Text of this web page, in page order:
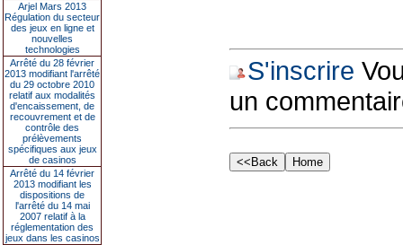
Arjel Mars 2013
Régulation du secteur
des jeux en ligne et
nouvelles
technologies
Arrêté du 28 février
2013 modifiant l'arrêté
du 29 octobre 2010
relatif aux modalités
d'encaissement, de
recouvrement et de
contrôle des
prélèvements
spécifiques aux jeux
de casinos
Arrêté du 14 février
2013 modifiant les
dispositions de
l'arrêté du 14 mai
2007 relatif à la
réglementation des
jeux dans les casinos
S'inscrire
un